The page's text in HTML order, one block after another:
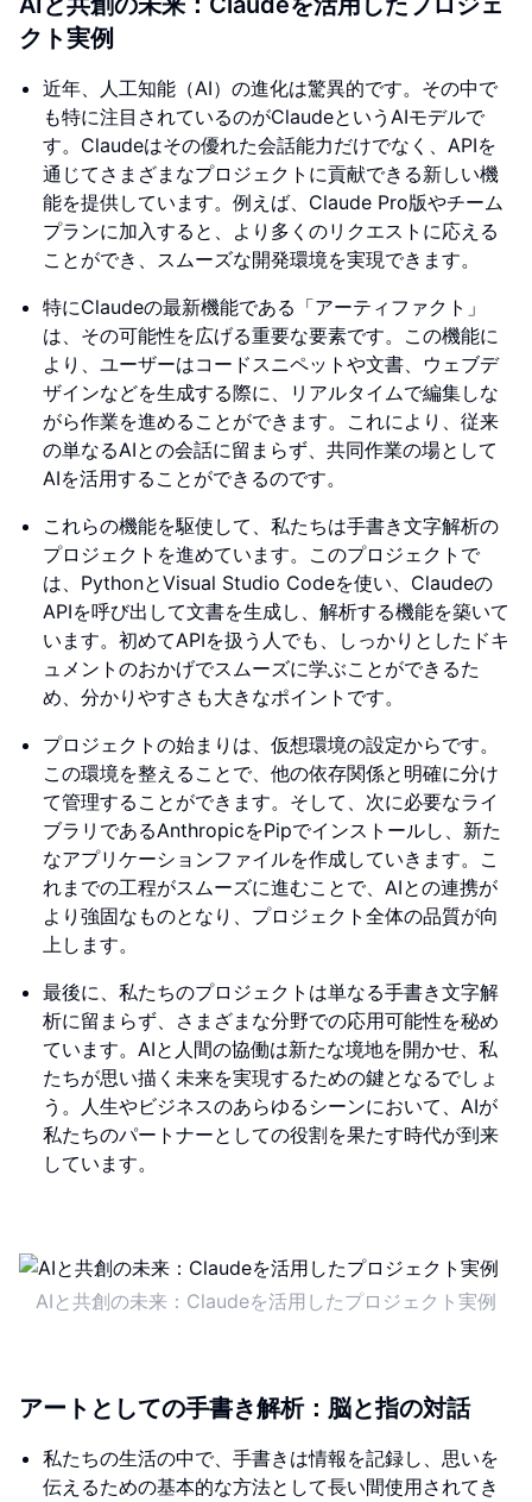
クト実例
近年、人工知能（AI）の進化は驚異的です。その中で
も特に注目されているのがClaudeというAIモデルで
す。Claudeはその優れた会話能力だけでなく、APIを
通じてさまざまなプロジェクトに貢献できる新しい機
能を提供しています。例えば、Claude Pro版やチーム
プランに加入すると、より多くのリクエストに応える
ことができ、スムーズな開発環境を実現できます。
特にClaudeの最新機能である「アーティファクト」
は、その可能性を広げる重要な要素です。この機能に
より、ユーザーはコードスニペットや文書、ウェブデ
ザインなどを生成する際に、リアルタイムで編集しな
がら作業を進めることができます。これにより、従来
の単なるAIとの会話に留まらず、共同作業の場として
AIを活用することができるのです。
これらの機能を駆使して、私たちは手書き文字解析の
プロジェクトを進めています。このプロジェクトで
は、PythonとVisual Studio Codeを使い、Claudeの
APIを呼び出して文書を生成し、解析する機能を築いて
います。初めてAPIを扱う人でも、しっかりとしたドキ
ュメントのおかげでスムーズに学ぶことができるた
め、分かりやすさも大きなポイントです。
プロジェクトの始まりは、仮想環境の設定からです。
この環境を整えることで、他の依存関係と明確に分け
て管理することができます。そして、次に必要なライ
ブラリであるAnthropicをPipでインストールし、新た
なアプリケーションファイルを作成していきます。こ
れまでの工程がスムーズに進むことで、AIとの連携が
より強固なものとなり、プロジェクト全体の品質が向
上します。
最後に、私たちのプロジェクトは単なる手書き文字解
析に留まらず、さまざまな分野での応用可能性を秘め
ています。AIと人間の協働は新たな境地を開かせ、私
たちが思い描く未来を実現するための鍵となるでしょ
う。人生やビジネスのあらゆるシーンにおいて、AIが
私たちのパートナーとしての役割を果たす時代が到来
しています。
AIと共創の未来：Claudeを活用したプロジェクト実例
アートとしての手書き解析：脳と指の対話
私たちの生活の中で、手書きは情報を記録し、思いを
伝えるための基本的な方法として長い間使用されてき